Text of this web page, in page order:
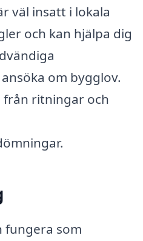
väl insatt i lokala
och kan hjälpa dig
om bygglov.
ritningar och
fungera som